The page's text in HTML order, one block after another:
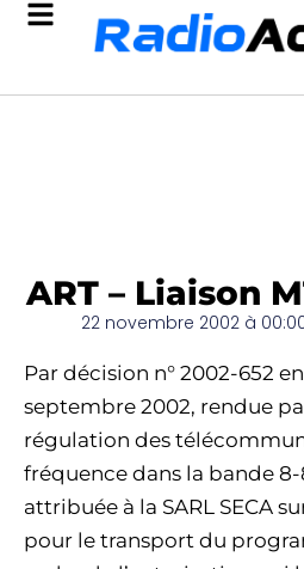
ART – Liaison
22 novembre 2002 à
Par décision n° 2002-652
septembre 2002, rendue
régulation des
fréquence dans la bande 8-
attribuée à la SARL SECA
pour le transport du